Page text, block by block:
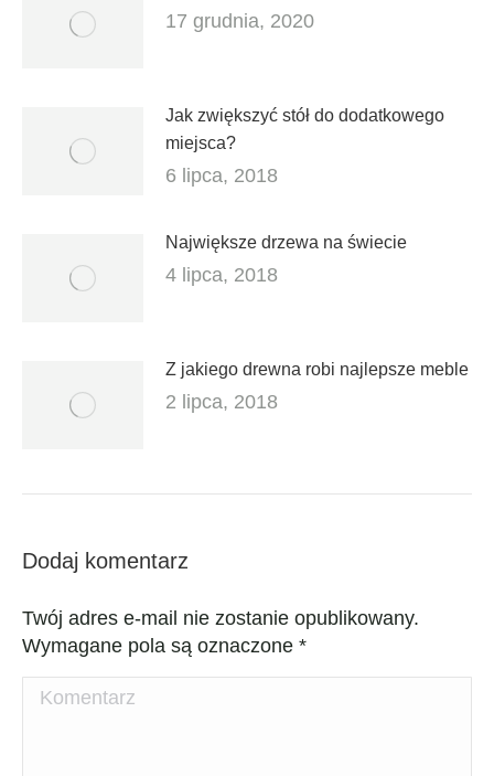
17 grudnia, 2020
Jak zwiększyć stół do dodatkowego
miejsca?
6 lipca, 2018
Największe drzewa na świecie
4 lipca, 2018
Z jakiego drewna robi najlepsze meble
2 lipca, 2018
Dodaj komentarz
Twój adres e-mail nie zostanie opublikowany.
Wymagane pola są oznaczone *
Komentarz